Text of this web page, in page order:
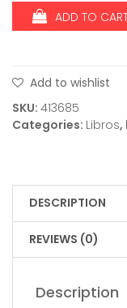
ADD TO
Add to wishlist
SKU: 413685
Categories: Libros,
DESCRIPTION
REVIEWS (0)
Description